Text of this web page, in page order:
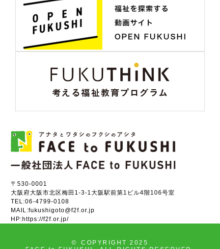
〒530-0001
大阪府大阪市北区梅田1-3-1大阪駅前第1ビル4階106号室
TEL:06-4799-0108
MAIL:fukushigoto@f2f.or.jp
HP:https://f2f.or.jp/
©
COPYRIGHT 2025